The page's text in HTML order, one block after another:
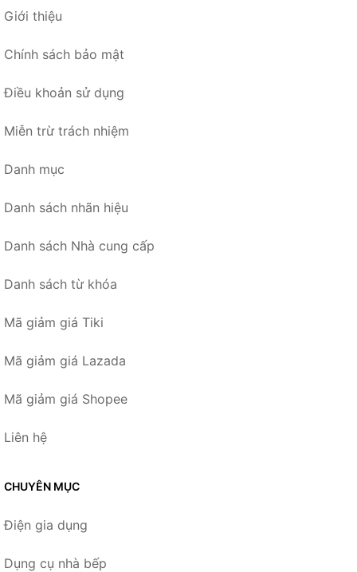
Giới thiệu
Chính sách bảo mật
Điều khoản sử dụng
Miễn trừ trách nhiệm
Danh mục
Danh sách nhãn hiệu
Danh sách Nhà cung cấp
Danh sách từ khóa
Mã giảm giá Tiki
Mã giảm giá Lazada
Mã giảm giá Shopee
Liên hệ
CHUYÊN MỤC
Điện gia dụng
Dụng cụ nhà bếp